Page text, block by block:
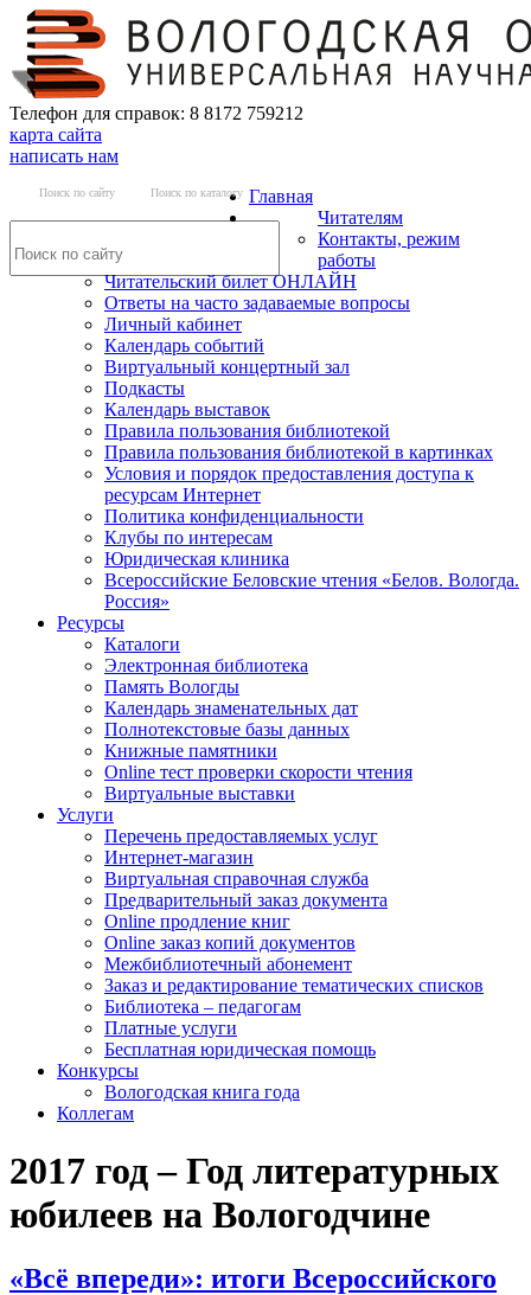
Телефон для справок: 8 8172 759212
карта сайта
написать нам
Поиск по сайту Поиск по каталогу Главная
Читателям
Контакты, режим
работы
Читательский билет ОНЛАЙН
Ответы на часто задаваемые вопросы
Личный кабинет
Календарь событий
Виртуальный концертный зал
Подкасты
Календарь выставок
Правила пользования библиотекой
Правила пользования библиотекой в картинках
Условия и порядок предоставления доступа к
ресурсам Интернет
Политика конфиденциальности
Клубы по интересам
Юридическая клиника
Всероссийские Беловские чтения «Белов. Вологда.
Россия»
Ресурсы
Каталоги
Электронная библиотека
Память Вологды
Календарь знаменательных дат
Полнотекстовые базы данных
Книжные памятники
Online тест проверки скорости чтения
Виртуальные выставки
Услуги
Перечень предоставляемых услуг
Интернет-магазин
Виртуальная справочная служба
Предварительный заказ документа
Online продление книг
Online заказ копий документов
Межбиблиотечный абонемент
Заказ и редактирование тематических списков
Библиотека – педагогам
Платные услуги
Бесплатная юридическая помощь
Конкурсы
Вологодская книга года
Коллегам
2017 год – Год литературных
юбилеев на Вологодчине
«Всё впереди»: итоги Всероссийского